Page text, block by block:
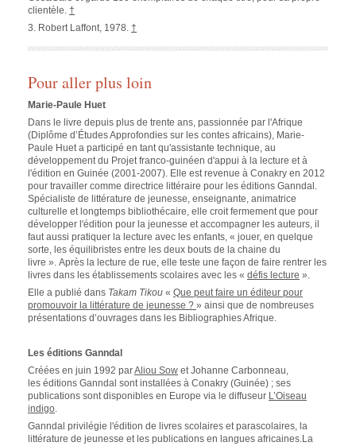
clientèle. †
3. Robert Laffont, 1978. †
Pour aller plus loin
Marie-Paule Huet
Dans le livre depuis plus de trente ans, passionnée par l'Afrique
(Diplôme d’Études Approfondies sur les contes africains), Marie-
Paule Huet a participé en tant qu'assistante technique, au
développement du Projet franco-guinéen d'appui à la lecture et à
l'édition en Guinée (2001-2007). Elle est revenue à Conakry en 2012
pour travailler comme directrice littéraire pour les éditions Ganndal.
Spécialiste de littérature de jeunesse, enseignante, animatrice
culturelle et longtemps bibliothécaire, elle croit fermement que pour
développer l'édition pour la jeunesse et accompagner les auteurs, il
faut aussi pratiquer la lecture avec les enfants, « jouer, en quelque
sorte, les équilibristes entre les deux bouts de la chaine du
livre ». Après la lecture de rue, elle teste une façon de faire rentrer les
livres dans les établissements scolaires avec les « défis lecture ».
Elle a publié dans Takam Tikou « Que peut faire un éditeur pour
promouvoir la littérature de jeunesse ? » ainsi que de nombreuses
présentations d’ouvrages dans les Bibliographies Afrique.
Les éditions Ganndal
Créées en juin 1992 parAliou Sow et Johanne Carbonneau,
les éditions Ganndal sont installées à Conakry (Guinée) ; ses
publications sont disponibles en Europe via le diffuseur L’Oiseau
indigo.
Ganndal privilégie l'édition de livres scolaires et parascolaires, la
littérature de jeunesse et les publications en langues africaines.La